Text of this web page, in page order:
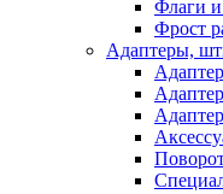
Флаги и
Фрост
Адаптеры,